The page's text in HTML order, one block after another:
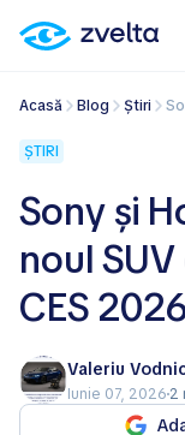
Acasă Blog Știri
ȘTIRI
Sony și
noul
CES
Valeriu
Iunie 07, 2026 2